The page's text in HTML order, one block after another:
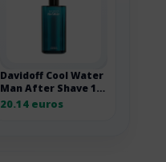
Davidoff Cool Water
Man After Shave 125
ml 125ML
20.14 euros